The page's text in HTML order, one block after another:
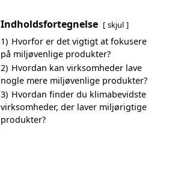
Indholdsfortegnelse skjul
1) Hvorfor er det vigtigt at fokusere
på miljøvenlige produkter?
2) Hvordan kan virksomheder lave
nogle mere miljøvenlige produkter?
3) Hvordan finder du klimabevidste
virksomheder, der laver miljørigtige
produkter?